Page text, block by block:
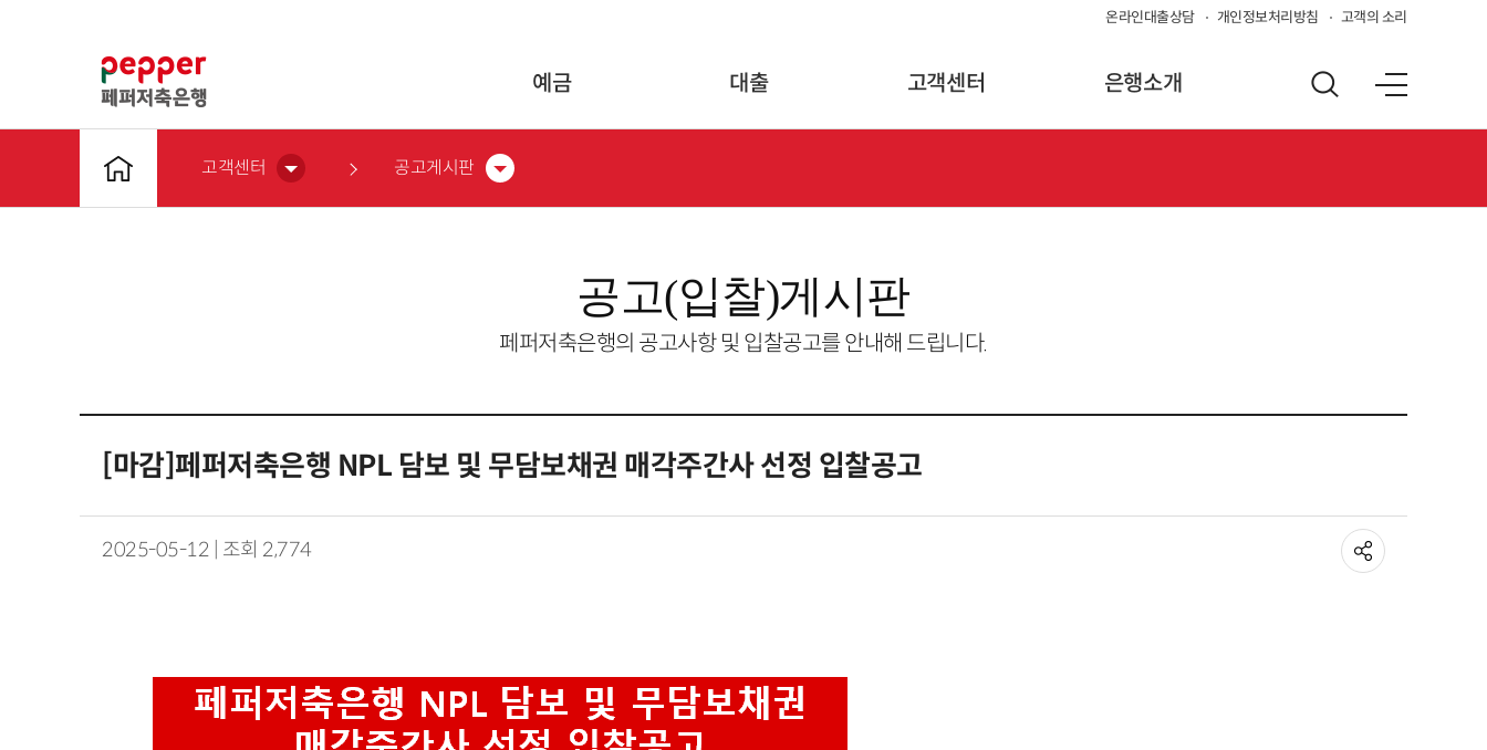
온라인대출상담 개인정보처리방침 고객의 소리
예금 대출 고객센터 은행소개
고객센터 공고게시판
공고(입찰)게시판
페퍼저축은행의 공고사항 및 입찰공고를 안내해 드립니다.
[마감]페퍼저축은행 NPL 담보 및 무담보채권 매각주간사 선정 입찰공고
2025-05-12 | 조회 2,774